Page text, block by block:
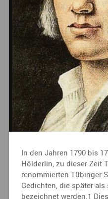
In den Jahren 1790 bis
Hölderlin, zu dieser Zeit
renommierten Tübinger
Gedichten, die später
bezeichnet werden.1